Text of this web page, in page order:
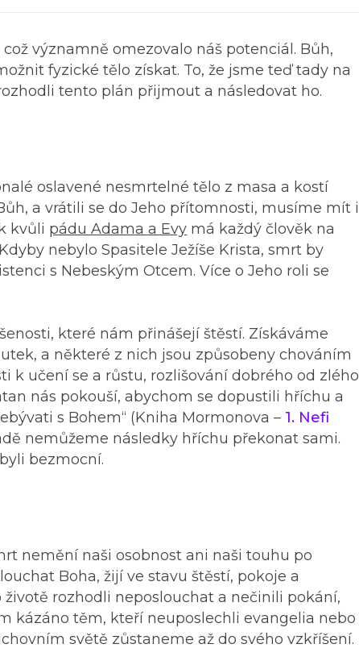
významně omezovalo náš potenciál. Bůh,
fyzické tělo získat. To, že jsme teď tady na
tento plán přijmout a následovat ho.
oslavené nesmrtelné tělo z masa a kostí
a vrátili se do Jeho přítomnosti, musíme mít i
kvůli pádu Adama a Evy má každý člověk na
nebylo Spasitele Ježíše Krista, smrt by
s Nebeským Otcem. Více o Jeho roli se
které nám přinášejí štěstí. Získáváme
a některé z nich jsou způsobeny chováním
k učení se a růstu, rozlišování dobrého od zlého
nás pokouší, abychom se dopustili hříchu a
s Bohem“ (Kniha Mormonova – 1. Nefi
nemůžeme následky hříchu překonat sami.
bezmocní.
nemění naši osobnost ani naši touhu po
Boha, žijí ve stavu štěstí, pokoje a
rozhodli neposlouchat a nečinili pokání,
kázáno těm, kteří neuposlechli evangelia nebo
světě zůstaneme až do svého vzkříšení.